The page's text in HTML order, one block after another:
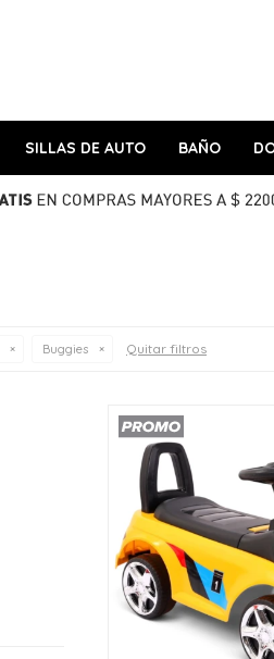
SILLAS DE AUTO BAÑO
Buggies Quitar filtros